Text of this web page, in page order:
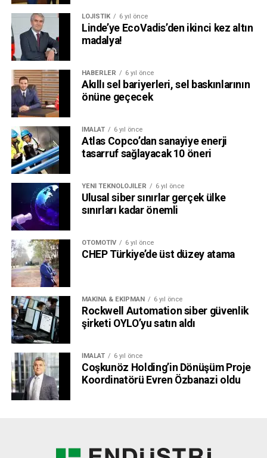
LOJISTIK 6 yıl önce
Linde’ye EcoVadis’den ikinci kez altın
madalya!
HABERLER 6 yıl önce
Akıllı sel bariyerleri, sel baskınlarının
önüne geçecek
İMALAT 6 yıl önce
Atlas Copco’dan sanayiye enerji
tasarruf sağlayacak 10 öneri
YENI TEKNOLOJILER 6 yıl önce
Ulusal siber sınırlar gerçek ülke
sınırları kadar önemli
OTOMOTIV 6 yıl önce
CHEP Türkiye’de üst düzey atama
MAKINA & EKIPMAN 6 yıl önce
Rockwell Automation siber güvenlik
şirketi OYLO’yu satın aldı
İMALAT 6 yıl önce
Coşkunöz Holding’in Dönüşüm Proje
Koordinatörü Evren Özbanazi oldu